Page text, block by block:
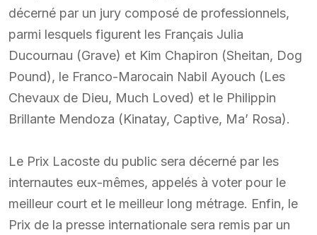
décerné par un jury composé de professionnels,
parmi lesquels figurent les Français Julia
Ducournau (Grave) et Kim Chapiron (Sheitan, Dog
Pound), le Franco-Marocain Nabil Ayouch (Les
Chevaux de Dieu, Much Loved) et le Philippin
Brillante Mendoza (Kinatay, Captive, Ma’ Rosa).
Le Prix Lacoste du public sera décerné par les
internautes eux-mêmes, appelés à voter pour le
meilleur court et le meilleur long métrage. Enfin, le
Prix de la presse internationale sera remis par un